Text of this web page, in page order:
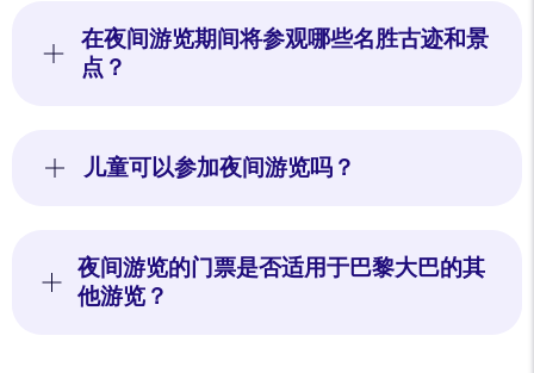
在夜间游览期间将参观哪些名胜古迹和景
点？
儿童可以参加夜间游览吗？
夜间游览的门票是否适用于巴黎大巴的其
他游览？